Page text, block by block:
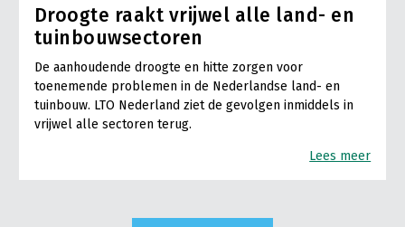
Droogte raakt vrijwel alle land- en
tuinbouwsectoren
De aanhoudende droogte en hitte zorgen voor
toenemende problemen in de Nederlandse land- en
tuinbouw. LTO Nederland ziet de gevolgen inmiddels in
vrijwel alle sectoren terug.
Lees meer